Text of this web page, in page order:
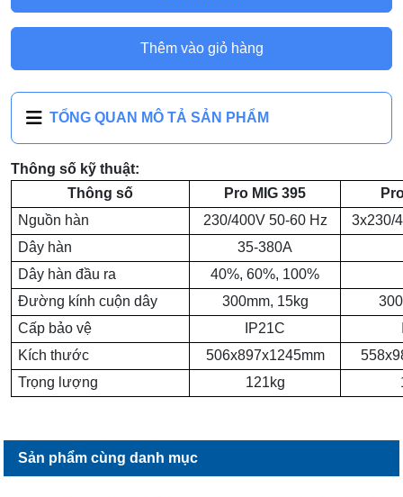
Thêm vào giỏ hàng
TỔNG QUAN MÔ TẢ SẢN PHẨM
Thông số kỹ thuật:
Thông số
Pro MIG 395
Nguồn hàn
230/400V 50-60 Hz
3x230/
Dây hàn
35-380A
Dây hàn đầu ra
40%, 60%, 100%
Đường kính cuộn dây
300mm, 15kg
Cấp bảo vệ
IP21C
Kích thước
506x897x1245mm
Trọng lượng
121kg
Sản phẩm cùng danh mục